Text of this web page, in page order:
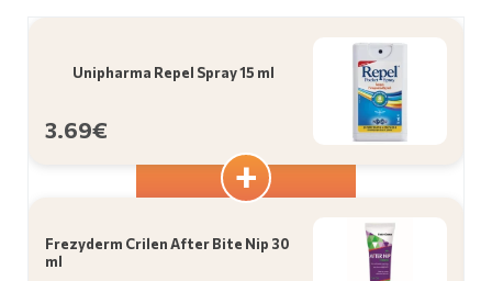
Unipharma Repel Spray 15 ml
3.69€
Frezyderm Crilen After Bite Nip 30
ml